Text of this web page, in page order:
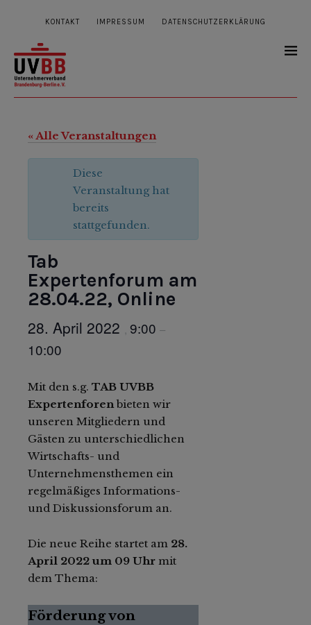
KONTAKT IMPRESSUM DATENSCHUTZERKLÄRUNG
« Alle Veranstaltungen
Diese
Veranstaltung hat
bereits
stattgefunden.
Tab
Expertenforum am
28.04.22, Online
28. April 2022 , 9:00 –
10:00
Mit den s.g. TAB UVBB
Expertenforenbieten wir
unseren Mitgliedern und
Gästen zu unterschiedlichen
Wirtschafts- und
Unternehmensthemen ein
regelmäßiges Informations-
und Diskussionsforum an.
Die neue Reihe startet am 28.
April 2022 um 09 Uhr mit
dem Thema:
Förderung von